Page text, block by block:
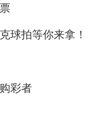
球拍等你来拿！
彩者